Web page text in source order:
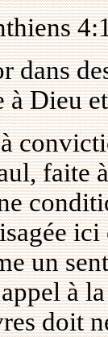
dans
Dieu
faite
un
à
doit